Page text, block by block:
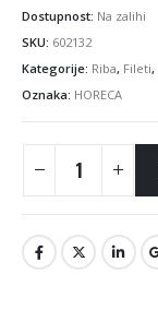
Dostupnost: Na zalihi
SKU: 602132
Kategorije: Riba, Fileti,
Oznaka: HORECA